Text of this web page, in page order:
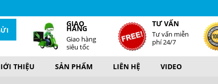
GIAO
HÀNG
Giao hàng
siêu tốc
TƯ VẤN
Tư vấn miễn
phí 24/7
THIỆU SẢN PHẨM LIÊN HỆ VIDEO